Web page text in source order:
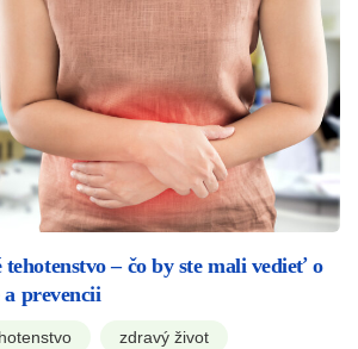
– čo by ste mali vedieť o
prevencii
zdravý život